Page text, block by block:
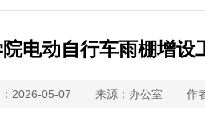
电动自行车雨棚增设
2026-05-07 来源：办公室 作